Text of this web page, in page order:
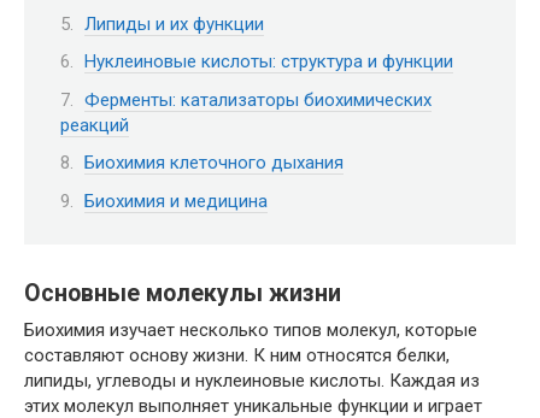
Липиды и их функции
Нуклеиновые кислоты: структура и функции
Ферменты: катализаторы биохимических
реакций
Биохимия клеточного дыхания
Биохимия и медицина
Основные молекулы жизни
Биохимия изучает несколько типов молекул, которые
составляют основу жизни. К ним относятся белки,
липиды, углеводы и нуклеиновые кислоты. Каждая из
этих молекул выполняет уникальные функции и играет